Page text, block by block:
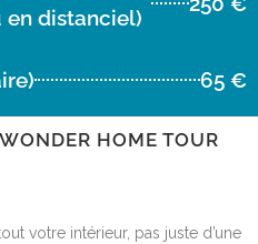
en distanciel)
65 €
HOME TOUR
votre intérieur, pas juste d’une